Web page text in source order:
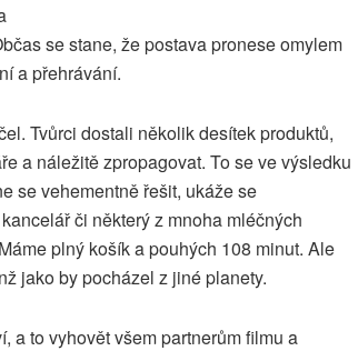
se stane, že postava pronese omylem
a přehrávání.
Tvůrci dostali několik desítek produktů,
a náležitě zpropagovat. To se ve výsledku
se vehementně řešit, ukáže se
či některý z mnoha mléčných
plný košík a pouhých 108 minut. Ale
jako by pocházel z jiné planety.
a to vyhovět všem partnerům filmu a